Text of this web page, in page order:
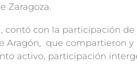
Zaragoza.
contó con la participación
Aragón, que compartieron
activo, participación